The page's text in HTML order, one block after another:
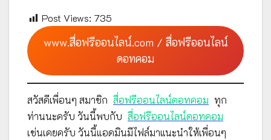
Post Views: 735
www.สื่อฟรีออนไลน์.com / สื่อฟรีออนไลน์
ดอทคอม
สวัสดีเพื่อนๆ สมาชิก สื่อฟรีออนไลน์ดอทคอม ทุก
ท่านนะครับ วันนี้พบกับ สื่อฟรีออนไลน์ดอทคอม
เช่นเคยครับ วันนี้แอดมินมีไฟล์มาแนะนำให้เพื่อนๆ